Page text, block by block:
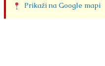
Prikaži na Google mapi